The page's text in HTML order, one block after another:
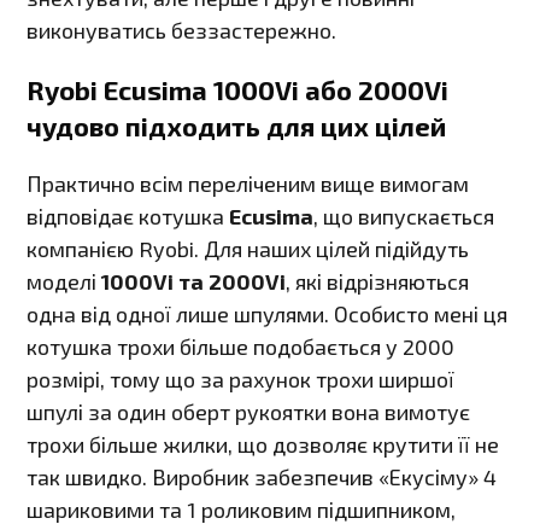
виконуватись беззастережно.
Ryobi Ecusima 1000Vi або 2000Vi
чудово підходить для цих цілей
Практично всім переліченим вище вимогам
відповідає котушка Ecusima, що випускається
компанією Ryobi. Для наших цілей підійдуть
моделі1000Vi та 2000Vi, які відрізняються
одна від одної лише шпулями. Особисто мені ця
котушка трохи більше подобається у 2000
розмірі, тому що за рахунок трохи ширшої
шпулі за один оберт рукоятки вона вимотує
трохи більше жилки, що дозволяє крутити її не
так швидко. Виробник забезпечив «Екусіму» 4
шариковими та 1 роликовим підшипником,